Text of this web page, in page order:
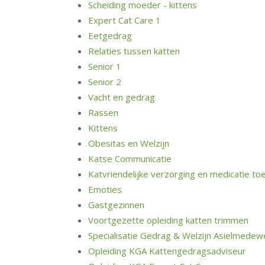
Scheiding moeder - kittens
Expert Cat Care 1
Eetgedrag
Relaties tussen katten
Senior 1
Senior 2
Vacht en gedrag
Rassen
Kittens
Obesitas en Welzijn
Katse Communicatie
Katvriendelijke verzorging en medicatie
Emoties
Gastgezinnen
Voortgezette opleiding katten trimmen
Specialisatie Gedrag & Welzijn
Opleiding KGA Kattengedragsadviseur